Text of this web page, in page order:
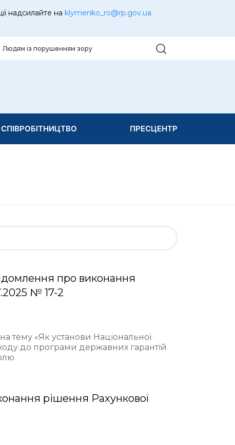
надсилайте на klymenko_ro@rp.gov.ua
Людям із порушенням зору
ПРЕСЦЕНТР
про виконання
№ 17-2
тему «Як установи Національної
до програми державних гарантій
рішення Рахункової